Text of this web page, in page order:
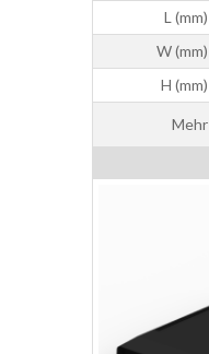
L (mm)
W (mm)
H (mm)
Mehr